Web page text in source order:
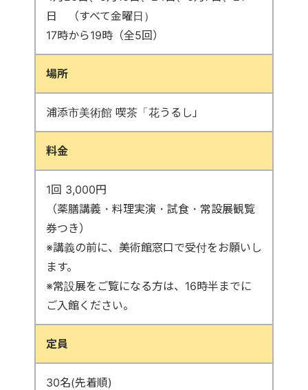
日 （すべて金曜日）
17時から19時（全5回）
場所
浦添市美術館 喫茶「花うるし」
料金
1回 3,000円
（薬膳講義・料理実演・試食・常設展観覧
券つき）
※講義の前に、美術館窓口で受付をお願いし
ます。
※常設展をご覧になる方は、16時半までに
ご入館ください。
定員
30名(先着順)